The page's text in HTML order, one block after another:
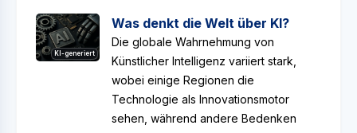
KI-generiert
Was denkt die Welt über KI?
Die globale Wahrnehmung von
Künstlicher Intelligenz variiert stark,
wobei einige Regionen die
Technologie als Innovationsmotor
sehen, während andere Bedenken